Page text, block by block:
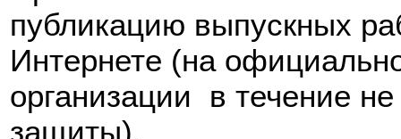
публикацию выпускных
Интернете (на
организации в течение
защиты).